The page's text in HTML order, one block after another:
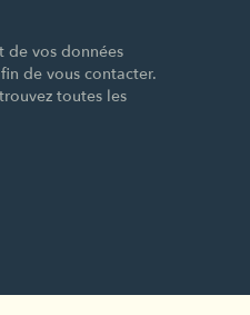
vos données
de vous contacter.
toutes les